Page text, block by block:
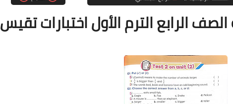
الصف الرابع الترم الأول اختبارات تقيس